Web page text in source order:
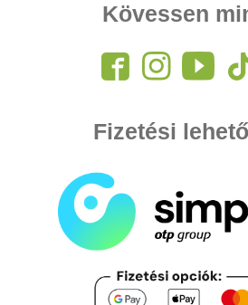
Kövessen
Fizetési